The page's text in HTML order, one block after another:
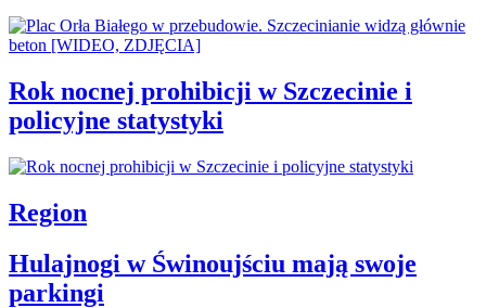
Rok nocnej prohibicji w Szczecinie i
policyjne statystyki
Region
Hulajnogi w Świnoujściu mają swoje
parkingi